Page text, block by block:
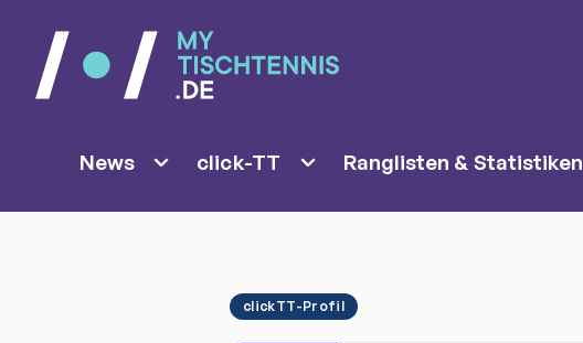
News click-TT Ranglisten & Statistiken
clickTT-Profil